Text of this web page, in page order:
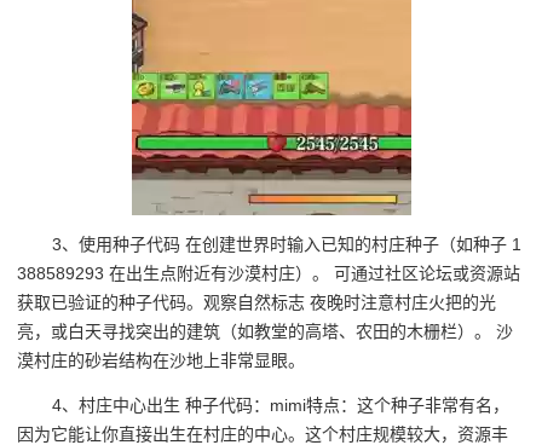
3、使用种子代码 在创建世界时输入已知的村庄种子（如种子 1
388589293 在出生点附近有沙漠村庄）。 可通过社区论坛或资源站
获取已验证的种子代码。观察自然标志 夜晚时注意村庄火把的光
亮，或白天寻找突出的建筑（如教堂的高塔、农田的木栅栏）。 沙
漠村庄的砂岩结构在沙地上非常显眼。
4、村庄中心出生 种子代码：mimi特点：这个种子非常有名，
因为它能让你直接出生在村庄的中心。这个村庄规模较大，资源丰